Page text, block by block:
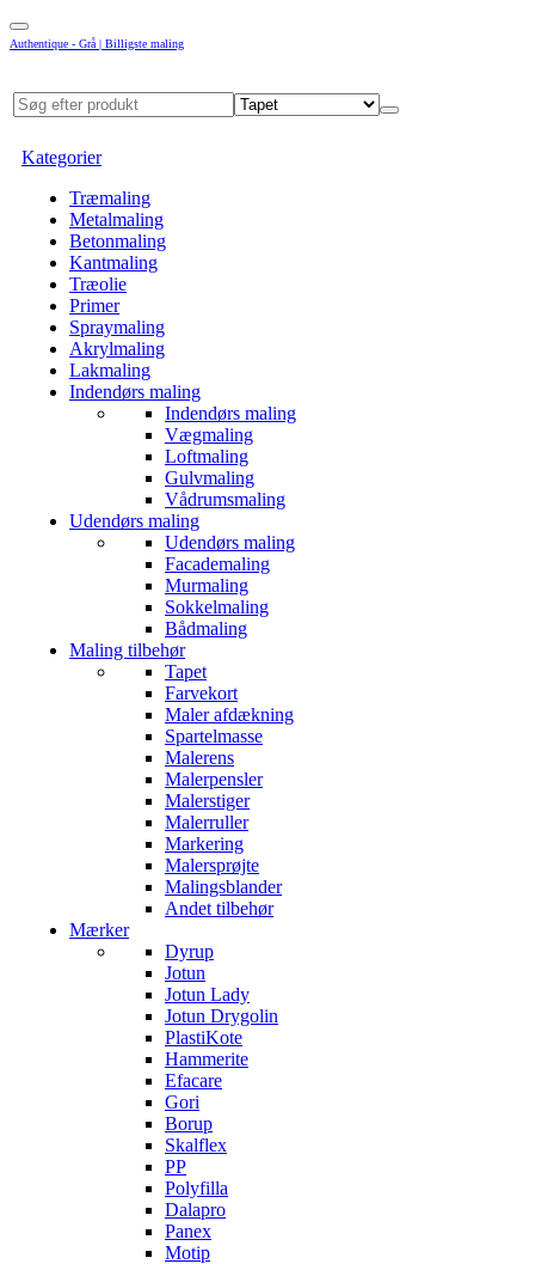
Authentique - Grå | Billigste maling
Kategorier
Træmaling
Metalmaling
Betonmaling
Kantmaling
Træolie
Primer
Spraymaling
Akrylmaling
Lakmaling
Indendørs maling
Indendørs maling
Vægmaling
Loftmaling
Gulvmaling
Vådrumsmaling
Udendørs maling
Udendørs maling
Facademaling
Murmaling
Sokkelmaling
Bådmaling
Maling tilbehør
Tapet
Farvekort
Maler afdækning
Spartelmasse
Malerens
Malerpensler
Malerstiger
Malerruller
Markering
Malersprøjte
Malingsblander
Andet tilbehør
Mærker
Dyrup
Jotun
Jotun Lady
Jotun Drygolin
PlastiKote
Hammerite
Efacare
Gori
Borup
Skalflex
PP
Polyfilla
Dalapro
Panex
Motip